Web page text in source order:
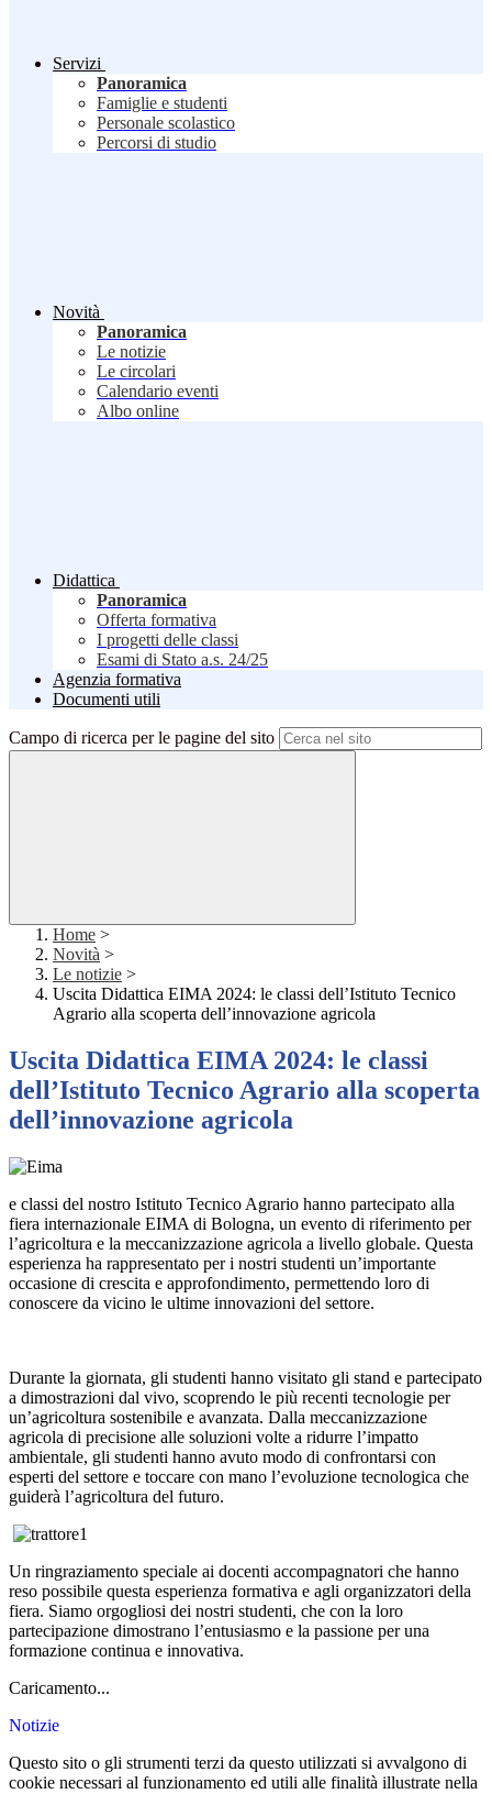
Servizi
Panoramica
Famiglie e studenti
Personale scolastico
Percorsi di studio
Novità
Panoramica
Le notizie
Le circolari
Calendario eventi
Albo online
Didattica
Panoramica
Offerta formativa
I progetti delle classi
Esami di Stato a.s. 24/25
Agenzia formativa
Documenti utili
Campo di ricerca per le pagine del sito
Home >
Novità >
Le notizie >
Uscita Didattica EIMA 2024: le classi dell’Istituto Tecnico
Agrario alla scoperta dell’innovazione agricola
Uscita Didattica EIMA 2024: le classi
dell’Istituto Tecnico Agrario alla scoperta
dell’innovazione agricola
e classi del nostro Istituto Tecnico Agrario hanno partecipato alla
fiera internazionale EIMA di Bologna, un evento di riferimento per
l’agricoltura e la meccanizzazione agricola a livello globale. Questa
esperienza ha rappresentato per i nostri studenti un’importante
occasione di crescita e approfondimento, permettendo loro di
conoscere da vicino le ultime innovazioni del settore.
Durante la giornata, gli studenti hanno visitato gli stand e partecipato
a dimostrazioni dal vivo, scoprendo le più recenti tecnologie per
un’agricoltura sostenibile e avanzata. Dalla meccanizzazione
agricola di precisione alle soluzioni volte a ridurre l’impatto
ambientale, gli studenti hanno avuto modo di confrontarsi con
esperti del settore e toccare con mano l’evoluzione tecnologica che
guiderà l’agricoltura del futuro.
Un ringraziamento speciale ai docenti accompagnatori che hanno
reso possibile questa esperienza formativa e agli organizzatori della
fiera. Siamo orgogliosi dei nostri studenti, che con la loro
partecipazione dimostrano l’entusiasmo e la passione per una
formazione continua e innovativa.
Caricamento...
Notizie
Questo sito o gli strumenti terzi da questo utilizzati si avvalgono di
cookie necessari al funzionamento ed utili alle finalità illustrate nella